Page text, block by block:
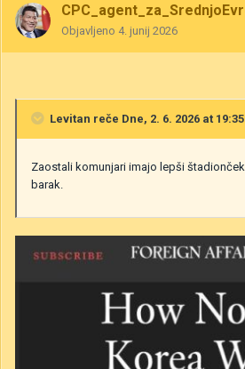
Objavljeno 4. junij 2026
Levitan reče Dne, 2. 6. 2026 at
Zaostali komunjari imajo lepši
barak.